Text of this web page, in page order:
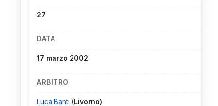
27
DATA
17 marzo 2002
ARBITRO
Luca Banti (Livorno)